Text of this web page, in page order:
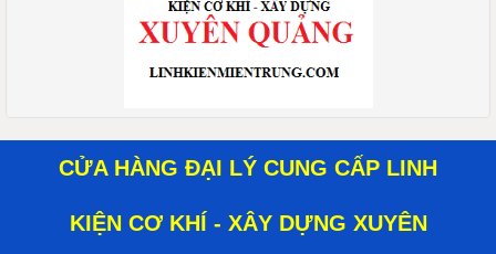
CỬA HÀNG ĐẠI LÝ CUNG CẤP LINH
KIỆN CƠ KHÍ - XÂY DỰNG XUYÊN